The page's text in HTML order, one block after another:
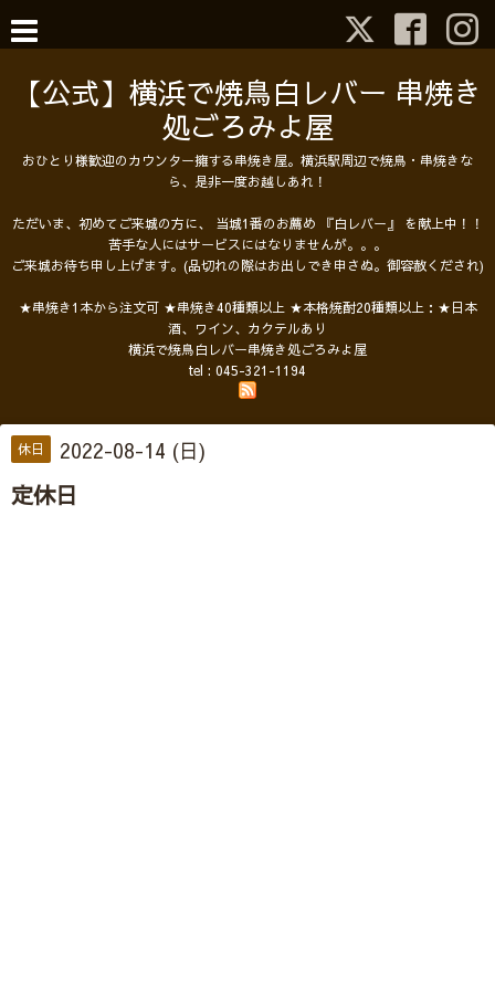
【公式】横浜で焼鳥白レバー 串焼き
処ごろみよ屋
おひとり様歓迎のカウンター擁する串焼き屋。横浜駅周辺で焼鳥・串焼きな
ら、是非一度お越しあれ！
ただいま、初めてご来城の方に、 当城1番のお薦め 『白レバー』 を献上中！！
苦手な人にはサービスにはなりませんが。。。
ご来城お待ち申し上げます。(品切れの際はお出しでき申さぬ。御容赦くだされ)
★串焼き1本から注文可 ★串焼き40種類以上 ★本格焼酎20種類以上：★日本
酒、ワイン、カクテルあり
横浜で焼鳥白レバー串焼き処ごろみよ屋
tel : 045-321-1194
休日 2022-08-14 (日)
定休日